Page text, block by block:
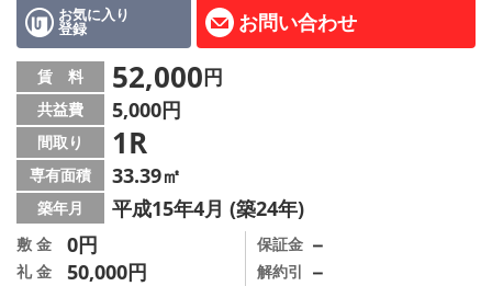
スタッフ紹介
Instagram
店舗情報·アクセス
会社概要
メールでお問い合わせ
お気に入り
登録 お問い合わせ
賃 料 52,000円
共益費 5,000円
間取り 1R
専有面積 33.39㎡
築年月 平成15年4月 (築24年)
敷 金 0円
礼 金 50,000円
保証金 －
解約引 －